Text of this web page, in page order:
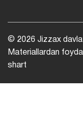
© 2026 Jizzax
Materiallardan
shart